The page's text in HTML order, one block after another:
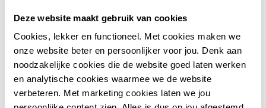
Deze website maakt gebruik van cookies
Cookies, lekker en functioneel. Met cookies maken we
onze website beter en persoonlijker voor jou. Denk aan
noodzakelijke cookies die de website goed laten werken
en analytische cookies waarmee we de website
verbeteren. Met marketing cookies laten we jou